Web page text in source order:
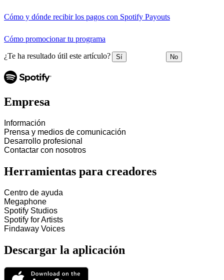
Cómo y dónde recibir los pagos con Spotify Payouts
Cómo promocionar tu programa
¿Te ha resultado útil este artículo? Sí No
Empresa
Información
Prensa y medios de comunicación
Desarrollo profesional
Contactar con nosotros
Herramientas para creadores
Centro de ayuda
Megaphone
Spotify Studios
Spotify for Artists
Findaway Voices
Descargar la aplicación